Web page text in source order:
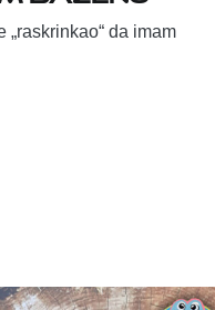
„raskrinkao“ da imam